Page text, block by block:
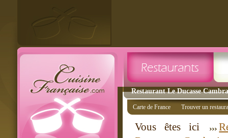
Restaurant Le Ducasse
Carte de France Trouver un
Vous êtes ici